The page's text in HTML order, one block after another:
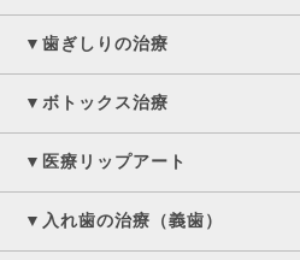
▼歯ぎしりの治療
▼ボトックス治療
▼医療リップアート
▼入れ歯の治療（義歯）